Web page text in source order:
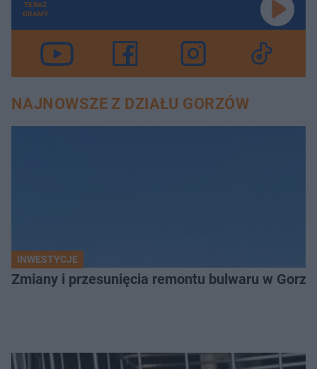
TERAZ
GRAMY
NAJNOWSZE Z DZIAŁU GORZÓW
INWESTYCJE
Zmiany i przesunięcia remontu bulwaru w